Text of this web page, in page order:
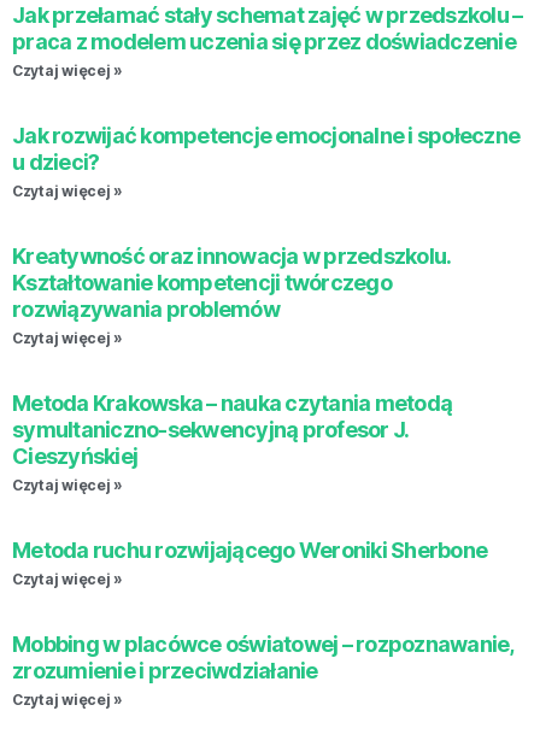
Jak przełamać stały schemat zajęć w przedszkolu –
praca z modelem uczenia się przez doświadczenie
Czytaj więcej »
Jak rozwijać kompetencje emocjonalne i społeczne
u dzieci?
Czytaj więcej »
Kreatywność oraz innowacja w przedszkolu.
Kształtowanie kompetencji twórczego
rozwiązywania problemów
Czytaj więcej »
Metoda Krakowska – nauka czytania metodą
symultaniczno-sekwencyjną profesor J.
Cieszyńskiej
Czytaj więcej »
Metoda ruchu rozwijającego Weroniki Sherbone
Czytaj więcej »
Mobbing w placówce oświatowej – rozpoznawanie,
zrozumienie i przeciwdziałanie
Czytaj więcej »